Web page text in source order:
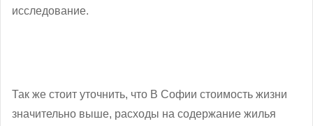
исследование.
Так же стоит уточнить, что В Софии стоимость жизни
значительно выше, расходы на содержание жилья